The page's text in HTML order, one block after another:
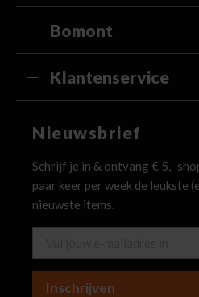
Bomont
Klantenservice
Nieuwsbrief
Schrijf je in & ontvang € 5,-
paar keer per week de leukste
nieuwste items.
Inschrijven